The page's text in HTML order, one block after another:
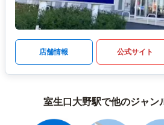
店舗情報 公式サイト
室生口大野駅で他のジャン